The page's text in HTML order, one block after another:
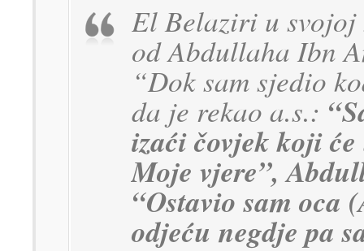
El Belaziri u
od Abdullaha Ibn
“Dok sam sjedio
da je rekao a.s.:
izaći čovjek koji
Moje vjere”,
“Ostavio sam oca
odjeću negdje pa